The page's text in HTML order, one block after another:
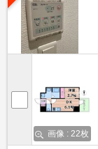
画像 : 22枚